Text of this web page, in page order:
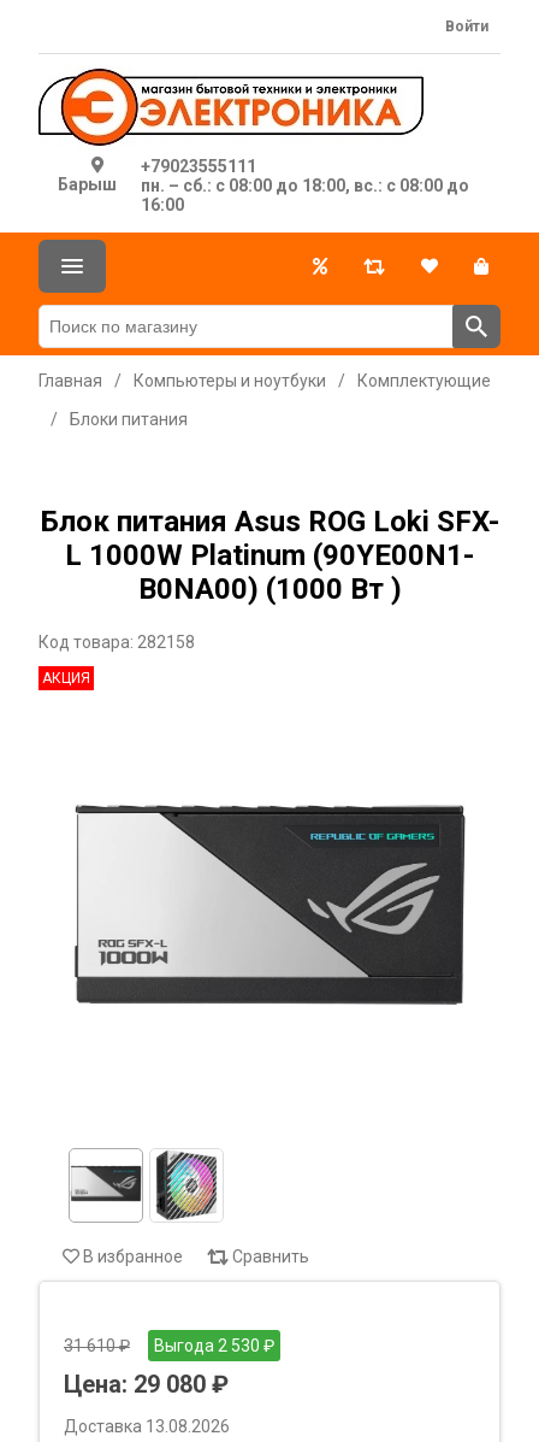
Барыш
+79023555111
пн. – сб.: с 08:00 до 18:00, вс.: с 08:00 до
16:00
Войти
Главная / Компьютеры и ноутбуки /
Комплектующие
/
Блоки питания
Блок питания Asus ROG Loki SFX-
L 1000W Platinum (90YE00N1-
B0NA00) (1000 Вт )
Код товара: 282158
АКЦИЯ
В избранное Сравнить
31 610 ₽ Выгода 2 530 ₽
Цена: 29 080 ₽
Доставка 13.08.2026